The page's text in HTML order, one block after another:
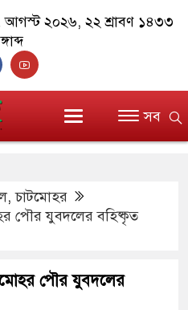
আগস্ট ২০২৬, ২২ শ্রাবণ ১৪৩৩
সব
,চাটমোহর
পৌর যুবদলের বহিষ্কৃত
পৌর যুবদলের